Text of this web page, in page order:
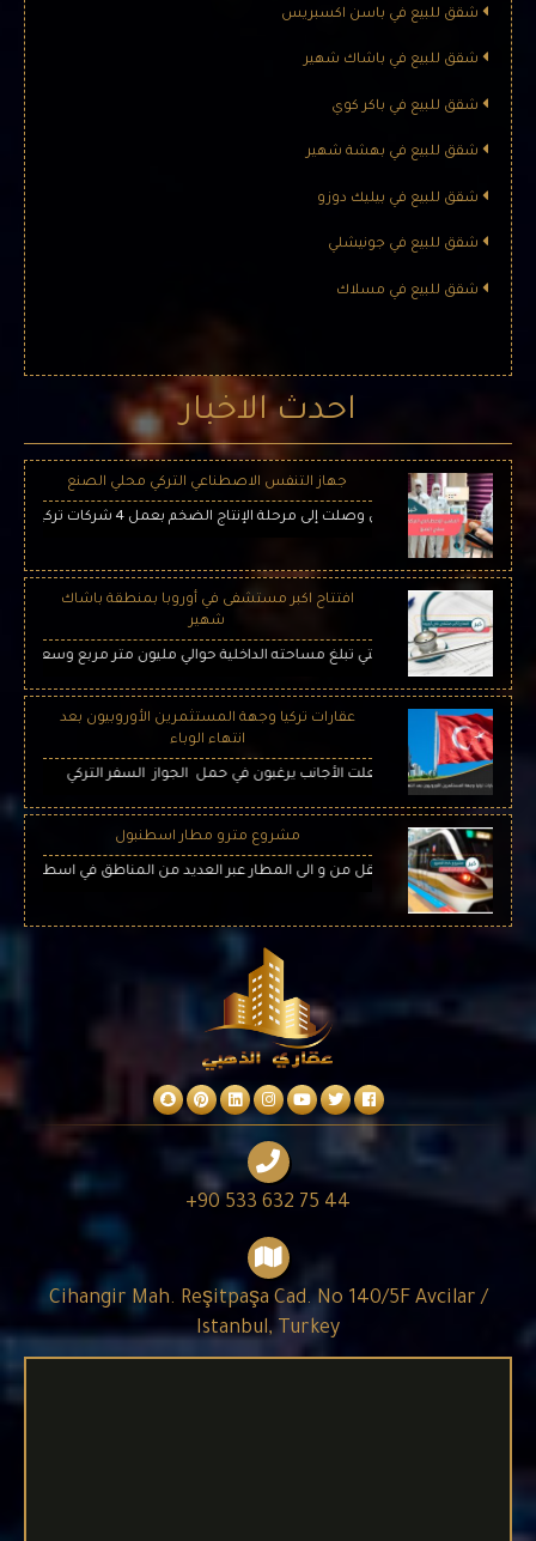
شقق للبيع في باسن اكسبريس
شقق للبيع في باشاك شهير
شقق للبيع في باكر كوي
شقق للبيع في بهشة شهير
شقق للبيع في بيليك دوزو
شقق للبيع في جونيشلي
شقق للبيع في مسلاك
احدث الاخبار
جهاز التنفس الاصطناعي التركي محلي الصنع
افتتاح اكبر مستشفى في أوروبا بمنطقة باشاك
شهير
شهير ، والتي تبلغ مساحته الداخلية حوالي مليون متر مربع وسعة 2682 سريرًا
عقارات تركيا وجهة المستثمرين الأوروبيون بعد
انتهاء الوباء
المستجد ، جعلت الأجانب يرغبون في حمل الجواز السفر التركي
مشروع مترو مطار اسطنبول
سوف يسهل التنقل من و الى المطار عبر العديد من المناطق في اسطنبول
+90 533 632 75 44
Cihangir Mah. Reşitpaşa Cad. No 140/5F Avcilar /
Istanbul, Turkey